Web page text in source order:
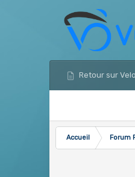
Retour sur
Accueil Forum